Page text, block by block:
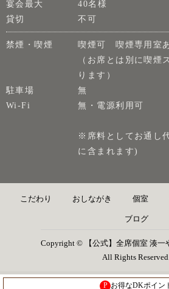
宴会最大
40名様
貸切
不可
禁煙・喫煙
喫煙可 喫煙専用室
（お席とは別に喫煙
ります）
駐車場
無
Wi-Fi
無・電源利用可
※席料としてお通し
に含まれます)
こだわり おしながき 個室
ブログ
Copyright © 【公式】全席個室 湊一
All Rights
P お得なDKポイン